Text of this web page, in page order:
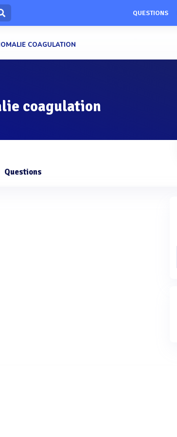
QUESTIONS
COAGULATION
coagulation
Questions